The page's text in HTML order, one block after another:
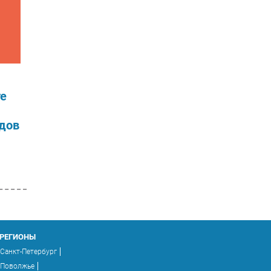
РЕГИОНЫ
Санкт-Петербург
Поволжье